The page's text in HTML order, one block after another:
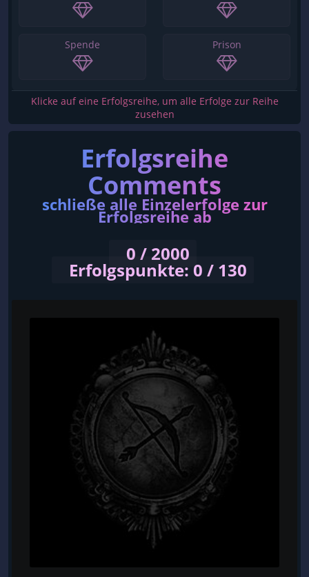
Spende Prison
Klicke auf eine Erfolgsreihe, um alle Erfolge zur Reihe
zusehen
Erfolgsreihe
Comments
schließe alle Einzelerfolge zur
Erfolgsreihe ab
0 / 2000
Erfolgspunkte: 0 / 130